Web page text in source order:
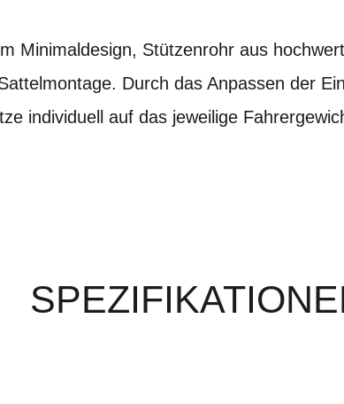
Minimaldesign, Stützenrohr aus
Durch das Anpassen der
individuell auf das jeweilige